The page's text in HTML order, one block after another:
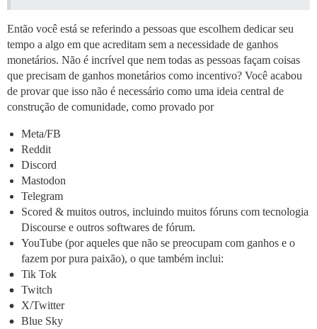
Então você está se referindo a pessoas que escolhem dedicar seu
tempo a algo em que acreditam sem a necessidade de ganhos
monetários. Não é incrível que nem todas as pessoas façam coisas
que precisam de ganhos monetários como incentivo? Você acabou
de provar que isso não é necessário como uma ideia central de
construção de comunidade, como provado por
Meta/FB
Reddit
Discord
Mastodon
Telegram
Scored & muitos outros, incluindo muitos fóruns com tecnologia
Discourse e outros softwares de fórum.
YouTube (por aqueles que não se preocupam com ganhos e o
fazem por pura paixão), o que também inclui:
Tik Tok
Twitch
X/Twitter
Blue Sky